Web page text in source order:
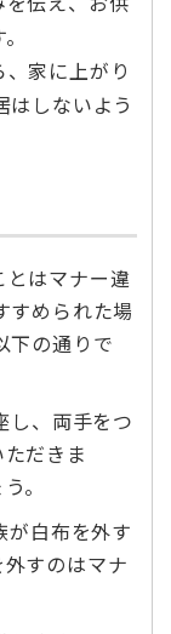
家に上がり
はしないよう
はマナー違
すめられた場
下の通りで
し、両手をつ
だきま
。
が白布を外す
すのはマナ